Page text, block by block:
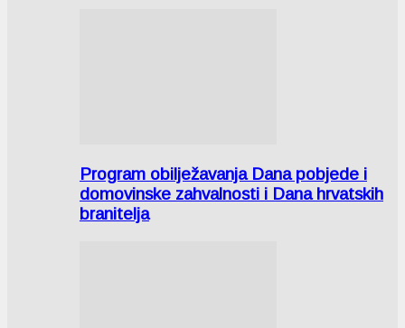
Program obilježavanja Dana pobjede i
domovinske zahvalnosti i Dana hrvatskih
branitelja